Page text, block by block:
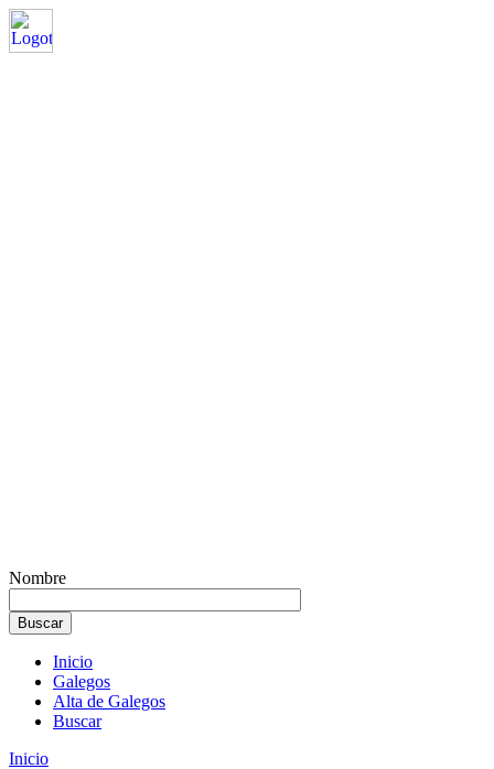
Nombre
Inicio
Galegos
Alta de Galegos
Buscar
Inicio